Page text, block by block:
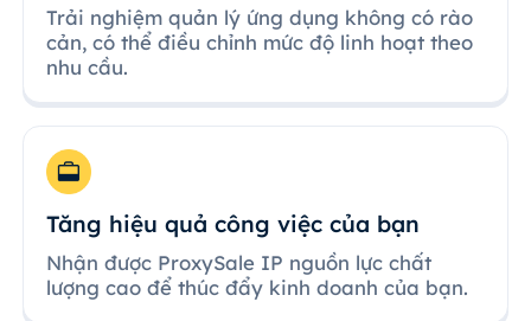
Trải nghiệm quản lý ứng dụng không có rào
cản, có thể điều chỉnh mức độ linh hoạt theo
nhu cầu.
Tăng hiệu quả công việc của bạn
Nhận được ProxySale IP nguồn lực chất
lượng cao để thúc đẩy kinh doanh của bạn.